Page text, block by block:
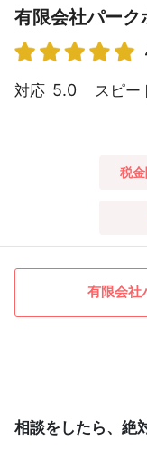
有限会社パーク
対応 5.0 スピー
税
有限会社
相談をしたら、絶